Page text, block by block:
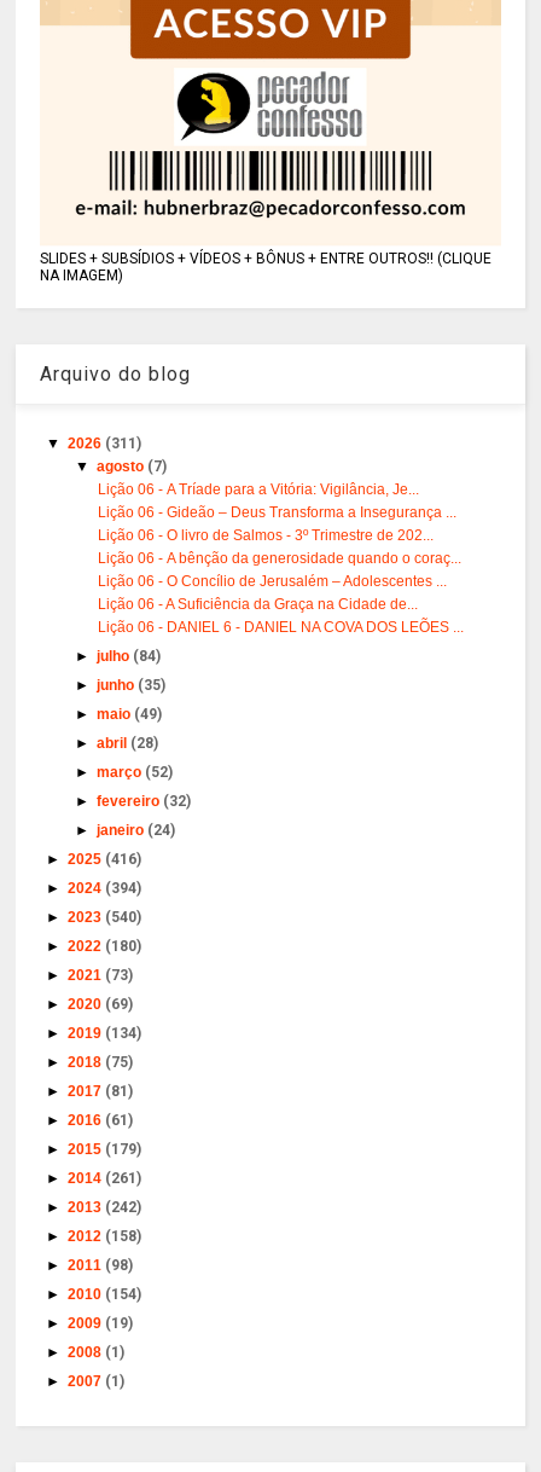
SLIDES + SUBSÍDIOS + VÍDEOS + BÔNUS + ENTRE OUTROS!! (CLIQUE
NA IMAGEM)
Arquivo do blog
▼2026 (311)
▼agosto (7)
Lição 06 - A Tríade para a Vitória: Vigilância, Je...
Lição 06 - Gideão – Deus Transforma a Insegurança ...
Lição 06 - O livro de Salmos - 3º Trimestre de 202...
Lição 06 - A bênção da generosidade quando o coraç...
Lição 06 - O Concílio de Jerusalém – Adolescentes ...
Lição 06 - A Suficiência da Graça na Cidade de...
Lição 06 - DANIEL 6 - DANIEL NA COVA DOS LEÕES ...
►julho (84)
►junho (35)
►maio (49)
►abril (28)
►março (52)
►fevereiro (32)
►janeiro (24)
►2025 (416)
►2024 (394)
►2023 (540)
►2022 (180)
►2021 (73)
►2020 (69)
►2019 (134)
►2018 (75)
►2017 (81)
►2016 (61)
►2015 (179)
►2014 (261)
►2013 (242)
►2012 (158)
►2011 (98)
►2010 (154)
►2009 (19)
►2008 (1)
►2007 (1)